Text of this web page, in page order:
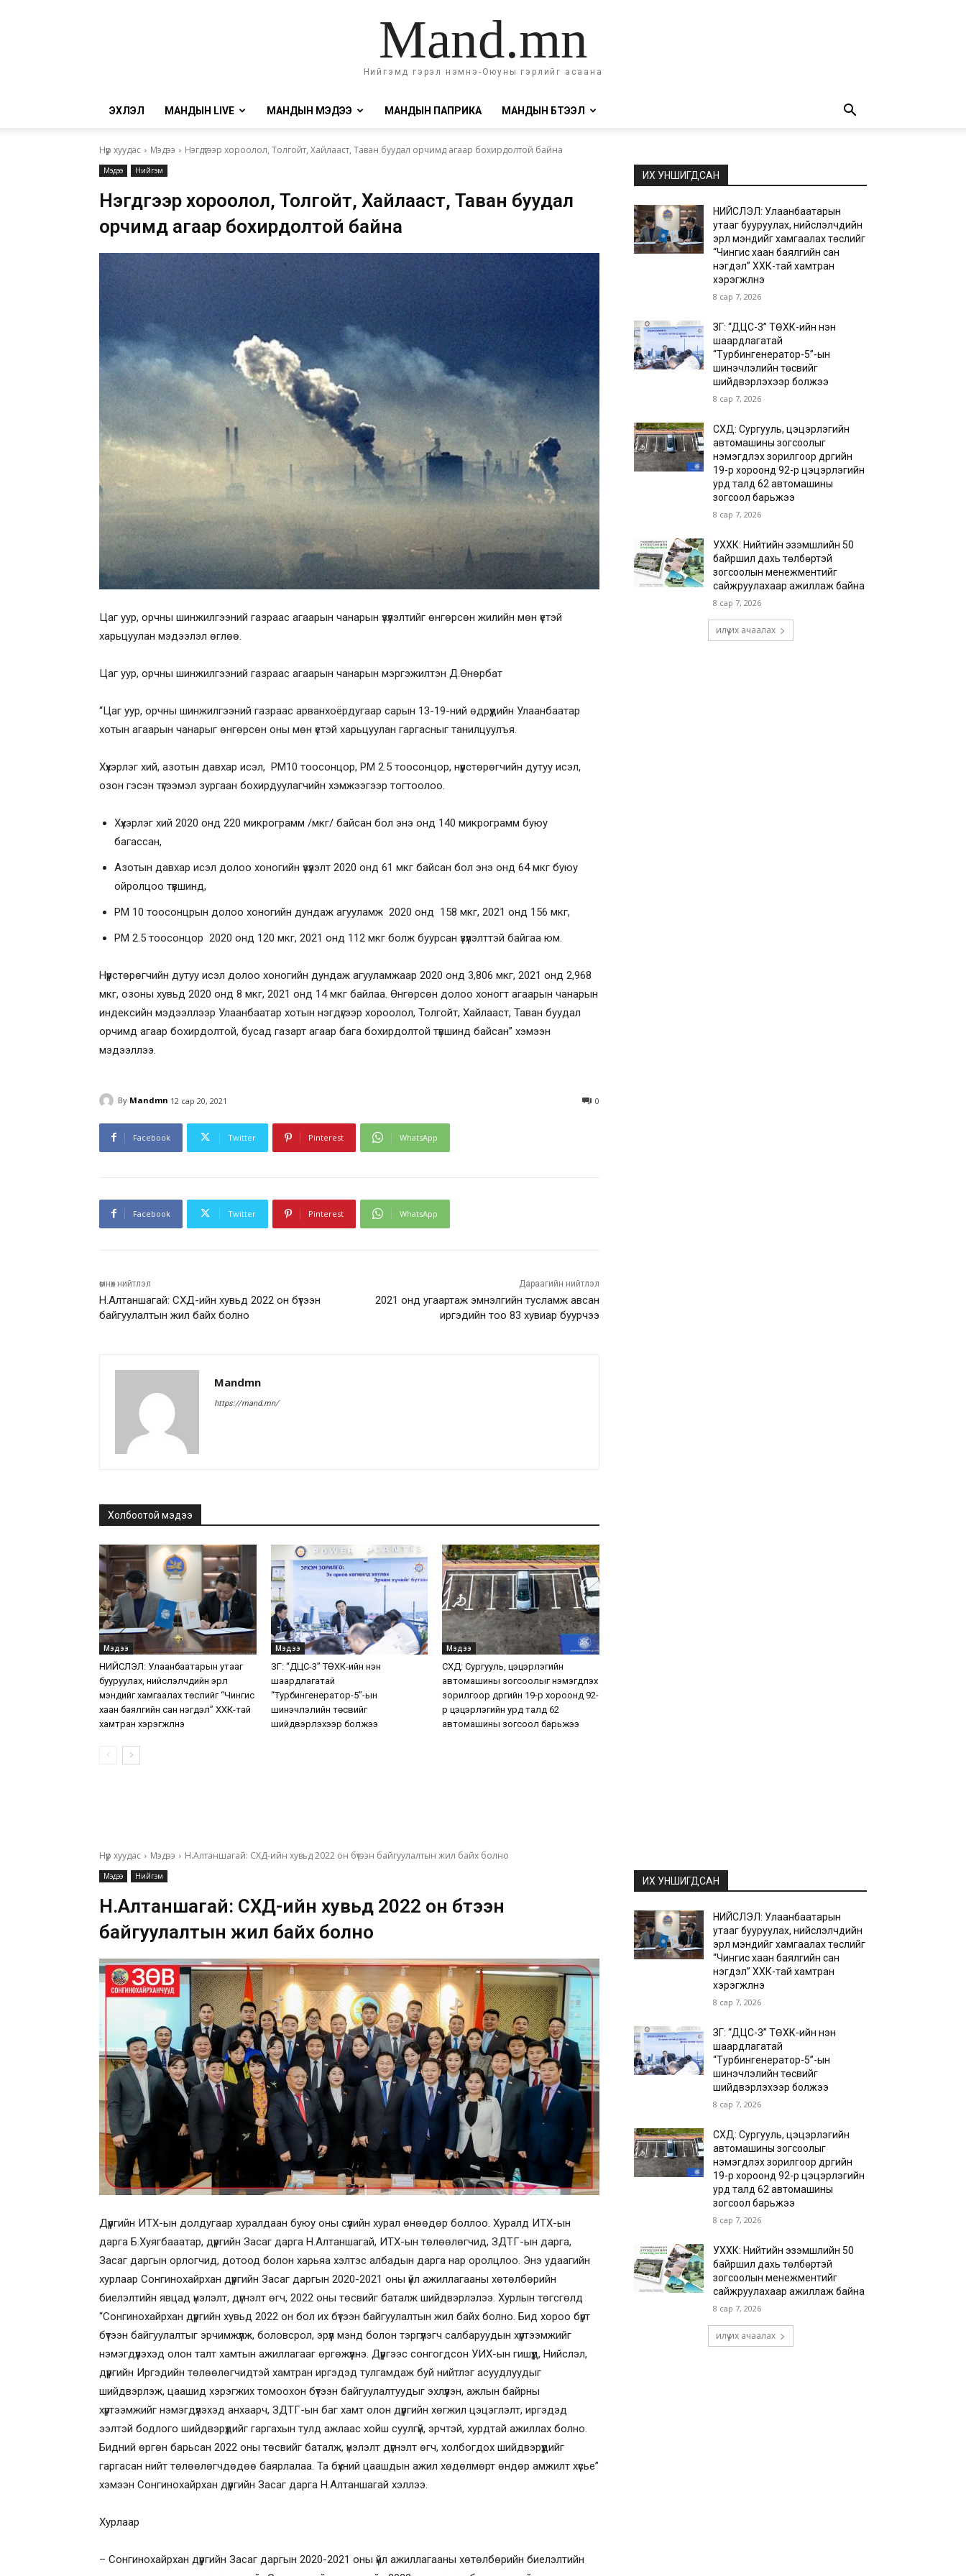
Mand.mn
Нийгэмд гэрэл нэмнэ-Оюуны гэрлийг асаана
ЭХЛЭЛ МАНДЫН LIVE МАНДЫН МЭДЭЭ МАНДЫН ПАПРИКА МАНДЫН БҮТЭЭЛ
Нүүр хуудас Мэдээ Нэгдүгээр хороолол, Толгойт, Хайлааст, Таван буудал орчимд агаар бохирдолтой байна
Мэдээ Нийгэм
Нэгдүгээр хороолол, Толгойт, Хайлааст, Таван буудал
орчимд агаар бохирдолтой байна
Цаг уур, орчны шинжилгээний газраас агаарын чанарын үзүүлэлтийг өнгөрсөн жилийн мөн үетэй
харьцуулан мэдээлэл өглөө.
Цаг уур, орчны шинжилгээний газраас агаарын чанарын мэргэжилтэн Д.Өнөрбат
“Цаг уур, орчны шинжилгээний газраас арванхоёрдугаар сарын 13-19-ний өдрүүдийн Улаанбаатар
хотын агаарын чанарыг өнгөрсөн оны мөн үетэй харьцуулан гаргасныг танилцуулъя.
Хүхэрлэг хий, азотын давхар исэл, РМ10 тоосонцор, РМ 2.5 тоосонцор, нүүрстөрөгчийн дутуу исэл,
озон гэсэн түгээмэл зургаан бохирдуулагчийн хэмжээгээр тогтоолоо.
Хүхэрлэг хий 2020 онд 220 микрограмм /мкг/ байсан бол энэ онд 140 микрограмм буюу
багассан,
Азотын давхар исэл долоо хоногийн үзүүлэлт 2020 онд 61 мкг байсан бол энэ онд 64 мкг буюу
ойролцоо түвшинд,
РМ 10 тоосонцрын долоо хоногийн дундаж агууламж 2020 онд 158 мкг, 2021 онд 156 мкг,
РМ 2.5 тоосонцор 2020 онд 120 мкг, 2021 онд 112 мкг болж буурсан үзүүлэлттэй байгаа юм.
Нүүрстөрөгчийн дутуу исэл долоо хоногийн дундаж агууламжаар 2020 онд 3,806 мкг, 2021 онд 2,968
мкг, озоны хувьд 2020 онд 8 мкг, 2021 онд 14 мкг байлаа. Өнгөрсөн долоо хоногт агаарын чанарын
индексийн мэдээллээр Улаанбаатар хотын нэгдүгээр хороолол, Толгойт, Хайлааст, Таван буудал
орчимд агаар бохирдолтой, бусад газарт агаар бага бохирдолтой түвшинд байсан” хэмээн
мэдээллээ.
By Mandmn 12 сар 20, 2021 0
Facebook Twitter Pinterest WhatsApp
Facebook Twitter Pinterest WhatsApp
өмнөх нийтлэл
Н.Алтаншагай: СХД-ийн хувьд 2022 он бүтээн
байгуулалтын жил байх болно
Дараагийн нийтлэл
2021 онд угаартаж эмнэлгийн тусламж авсан
иргэдийн тоо 83 хувиар буурчээ
Mandmn
https://mand.mn/
Холбоотой мэдээ
Мэдээ
НИЙСЛЭЛ: Улаанбаатарын утааг
бууруулах, нийслэлчүүдийн эрүүл
мэндийг хамгаалах төслийг “Чингис
хаан баялгийн сан нэгдэл” ХХК-тай
хамтран хэрэгжүүлнэ
Мэдээ
ЗГ: “ДЦС-3” ТӨХК-ийн нэн
шаардлагатай
“Турбингенератор-5”-ын
шинэчлэлийн төсвийг
шийдвэрлэхээр болжээ
Мэдээ
СХД: Сургууль, цэцэрлэгийн
автомашины зогсоолыг нэмэгдүүлэх
зорилгоор дүүргийн 19-р хороонд 92-
р цэцэрлэгийн урд талд 62
автомашины зогсоол барьжээ
ИХ УНШИГДСАН
НИЙСЛЭЛ: Улаанбаатарын
утааг бууруулах, нийслэлчүүдийн
эрүүл мэндийг хамгаалах төслийг
“Чингис хаан баялгийн сан
нэгдэл” ХХК-тай хамтран
хэрэгжүүлнэ
8 сар 7, 2026
ЗГ: “ДЦС-3” ТӨХК-ийн нэн
шаардлагатай
“Турбингенератор-5”-ын
шинэчлэлийн төсвийг
шийдвэрлэхээр болжээ
8 сар 7, 2026
СХД: Сургууль, цэцэрлэгийн
автомашины зогсоолыг
нэмэгдүүлэх зорилгоор дүүргийн
19-р хороонд 92-р цэцэрлэгийн
урд талд 62 автомашины
зогсоол барьжээ
8 сар 7, 2026
УХХК: Нийтийн эзэмшлийн 50
байршил дахь төлбөртэй
зогсоолын менежментийг
сайжруулахаар ажиллаж байна
8 сар 7, 2026
илүү их ачаалах